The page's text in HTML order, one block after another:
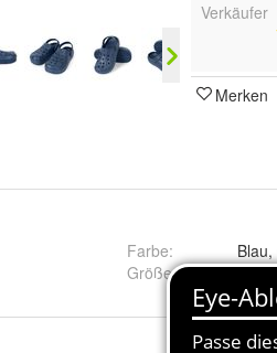
Verkäufer
Merken
Farbe:
Größe: